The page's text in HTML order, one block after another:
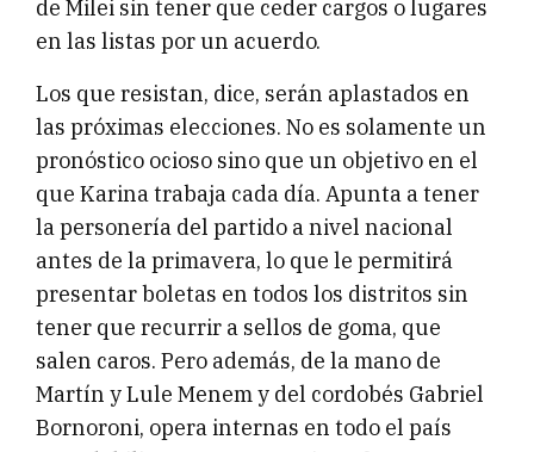
de Milei sin tener que ceder cargos o lugares
en las listas por un acuerdo.
Los que resistan, dice, serán aplastados en
las próximas elecciones. No es solamente un
pronóstico ocioso sino que un objetivo en el
que Karina trabaja cada día. Apunta a tener
la personería del partido a nivel nacional
antes de la primavera, lo que le permitirá
presentar boletas en todos los distritos sin
tener que recurrir a sellos de goma, que
salen caros. Pero además, de la mano de
Martín y Lule Menem y del cordobés Gabriel
Bornoroni, opera internas en todo el país